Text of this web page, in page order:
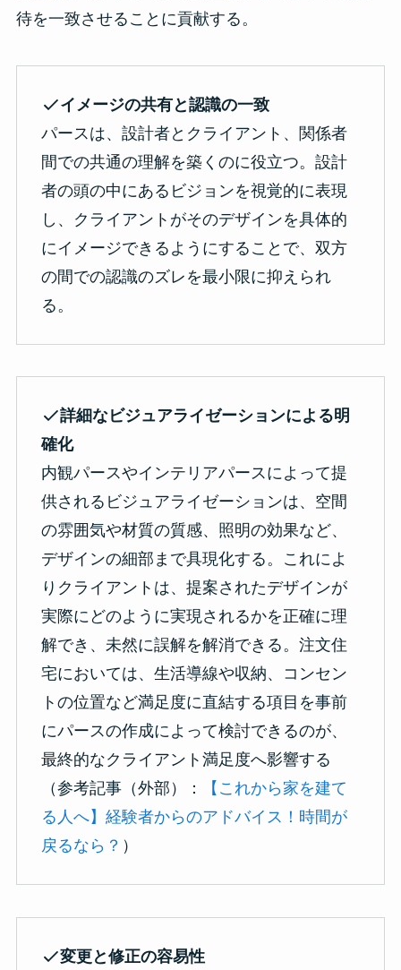
待を一致させることに貢献する。
イメージの共有と認識の一致
パースは、設計者とクライアント、関係者
間での共通の理解を築くのに役立つ。設計
者の頭の中にあるビジョンを視覚的に表現
し、クライアントがそのデザインを具体的
にイメージできるようにすることで、双方
の間での認識のズレを最小限に抑えられ
る。
詳細なビジュアライゼーションによる明
確化
内観パースやインテリアパースによって提
供されるビジュアライゼーションは、空間
の雰囲気や材質の質感、照明の効果など、
デザインの細部まで具現化する。これによ
りクライアントは、提案されたデザインが
実際にどのように実現されるかを正確に理
解でき、未然に誤解を解消できる。注文住
宅においては、生活導線や収納、コンセン
トの位置など満足度に直結する項目を事前
にパースの作成によって検討できるのが、
最終的なクライアント満足度へ影響する
（参考記事（外部）：
【これから家を建て
る人へ】経験者からのアドバイス！時間が
戻るなら？ ）
変更と修正の容易性